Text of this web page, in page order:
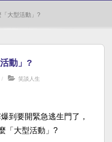
大型活動」?
動」?
笑談人生
到要開緊急逃生門了，
「大型活動」?